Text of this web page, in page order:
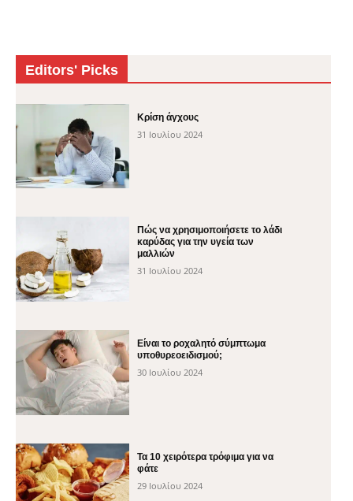
Editors' Picks
Κρίση άγχους
31 Ιουλίου 2024
Πώς να χρησιμοποιήσετε το λάδι
καρύδας για την υγεία των
μαλλιών
31 Ιουλίου 2024
Είναι το ροχαλητό σύμπτωμα
υποθυρεοειδισμού;
30 Ιουλίου 2024
Τα 10 χειρότερα τρόφιμα για να
φάτε
29 Ιουλίου 2024